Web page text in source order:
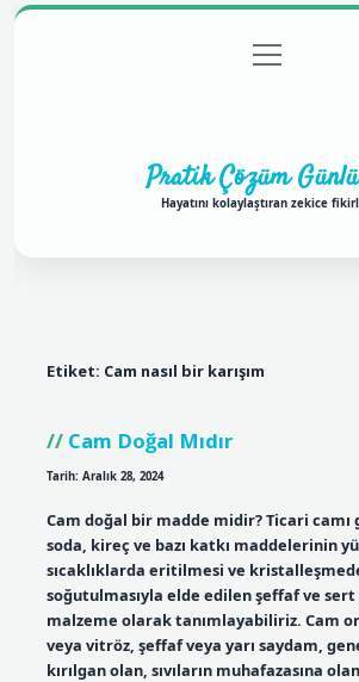
Gizlilik Politikası
menüyü
aç
Pratik Çözüm
Hayatını kolaylaştıran zekice
Etiket: Cam nasıl bir karışım
Cam Doğal Mıdır
Tarih: Aralık 28, 2024
Cam doğal bir madde midir? Ticari camı
soda, kireç ve bazı katkı maddelerinin
sıcaklıklarda eritilmesi ve
soğutulmasıyla elde edilen şeffaf ve
malzeme olarak tanımlayabiliriz. Cam
veya vitröz, şeffaf veya yarı saydam,
kırılgan olan, sıvıların muhafazasına